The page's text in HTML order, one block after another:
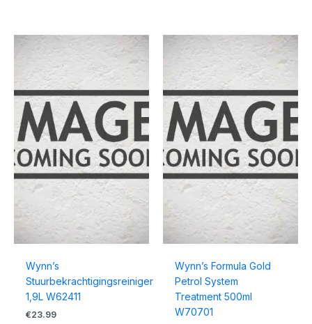
Wynn’s
Stuurbekrachtigingsreiniger
1,9L W62411
€23.99
Wynn’s Formula Gold
Petrol System
Treatment 500ml
W70701